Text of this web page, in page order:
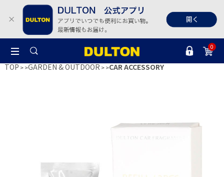
0
TOP >GARDEN & OUTDOOR >CAR ACCESSORY